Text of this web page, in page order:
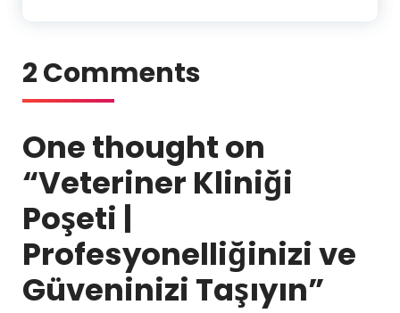
2 Comments
One thought on
“Veteriner Kliniği
Poşeti |
Profesyonelliğinizi ve
Güveninizi Taşıyın”